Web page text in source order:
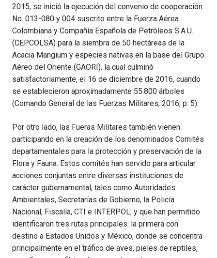
2015, se inició la ejecución del convenio de cooperación
No. 013-080 y 004 suscrito entre la Fuerza Aérea
Colombiana y Compañía Española de Petróleos S.A.U.
(CEPCOLSA) para la siembra de 50 hectáreas de la
Acacia Mangium y especies nativas en la base del Grupo
Aéreo del Oriente (GAORI), la cual culminó
satisfactoriamente, el 16 de diciembre de 2016, cuando
se establecieron aproximadamente 55.800 árboles
(Comando General de las Fuerzas Militares, 2016, p. 5).
Por otro lado, las Fueras Militares también vienen
participando en la creación de los denominados Comités
departamentales para la protección y preservación de la
Flora y Fauna. Estos comités han servido para articular
acciones conjuntas entre diversas instituciones de
carácter gubernamental, tales como Autoridades
Ambientales, Secretarías de Gobierno, la Policía
Nacional, Fiscalía, CTI e INTERPOL; y que han permitido
identificaron tres rutas principales: la primera con
destino a Estados Unidos y México, donde se concentra
principalmente en el tráfico de aves, pieles de reptiles,